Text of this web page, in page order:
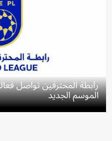
رابطة المحترفين تواصل
الموسم الجديد